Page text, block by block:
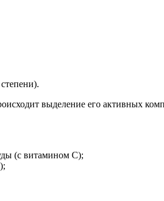
выделение его активных
(с витамином С);